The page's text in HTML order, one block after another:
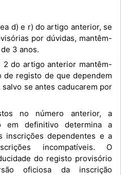
por dúvidas, mantêm-
3 anos.
de registo de que dependem
se antes caducarem por
em definitivo determina a
inscrições dependentes e a
incompatíveis. O
do registo provisório
oficiosa da inscrição